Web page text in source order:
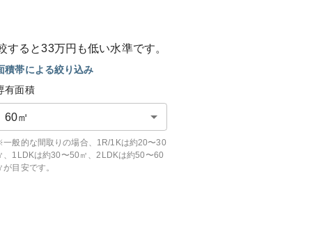
すると33万円も低い水準です。
積帯による絞り込み
有面積
60㎡
般的な間取りの場合、1R/1Kは約20〜30
、1LDKは約30〜50㎡、2LDKは約50〜60
が目安です。